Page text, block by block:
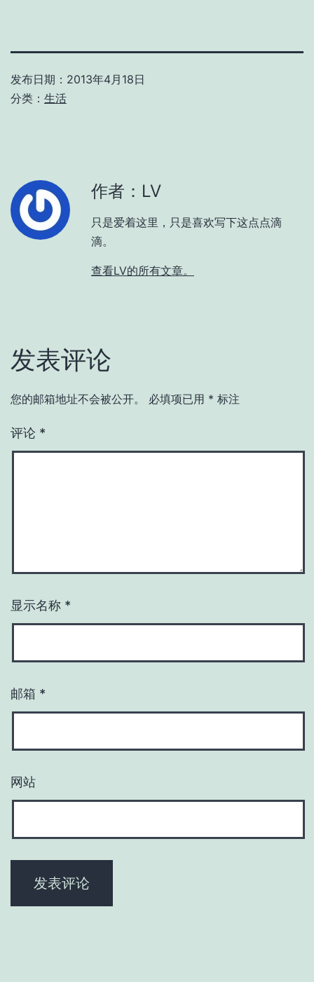
发布日期： 2013年4月18日
分类： 生活
作者：LV
只是爱着这里，只是喜欢写下这点点滴
滴。
查看LV的所有文章。
发表评论
您的邮箱地址不会被公开。 必填项已用 * 标注
评论 *
显示名称 *
邮箱 *
网站